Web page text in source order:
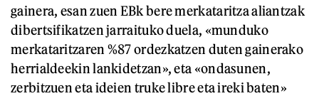
gainera, esan zuen EBk bere merkataritza aliantzak
dibertsifikatzen jarraituko duela, «munduko
merkataritzaren %87 ordezkatzen duten gainerako
herrialdeekin lankidetzan», eta «ondasunen,
zerbitzuen eta ideien truke libre eta ireki baten»